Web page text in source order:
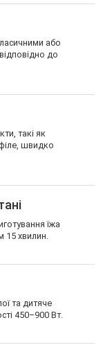
або
до
такі як
швидко
їжа
15 хвилин.
та дитяче
450–900 Вт.